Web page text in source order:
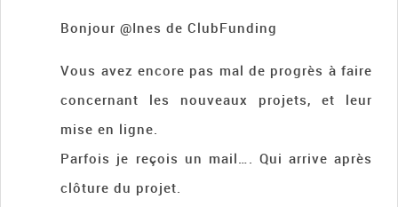
Bonjour @Ines de ClubFunding
Vous avez encore pas mal de progrès à faire
concernant les nouveaux projets, et leur
mise en ligne.
Parfois je reçois un mail…. Qui arrive après
clôture du projet.